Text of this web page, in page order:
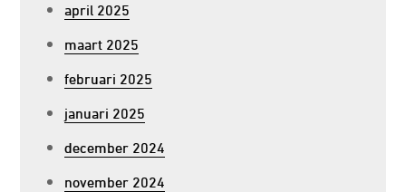
april 2025
maart 2025
februari 2025
januari 2025
december 2024
november 2024